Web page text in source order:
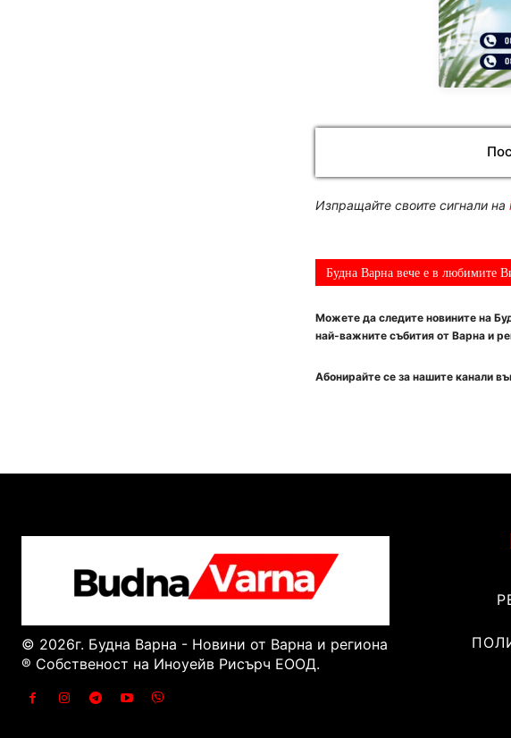
Изпращайте своите сигнали на
Будна Варна вече е в любимите
Можете да следите новините на
най-важните събития от Варна и
Абонирайте се за нашите канали
© 2026г. Будна Варна - Новини от Варна и региона
® Собственост на Иноуейв Рисърч ЕООД.